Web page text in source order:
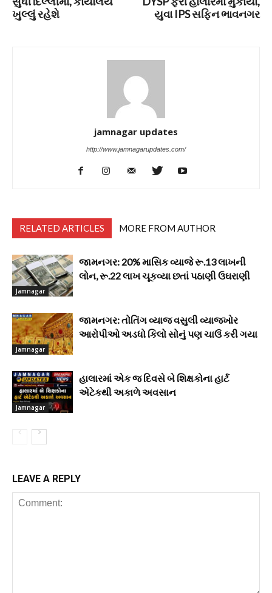
ખુલ્લું રહેશે
યુવા IPS સફિન ભાવનગર
jamnagar updates
http://www.jamnagarupdates.com/
RELATED ARTICLES MORE FROM AUTHOR
Jamnagar
જામનગર: 20% માસિક વ્યાજે રૂ.13 લાખની
લોન, રૂ.22 લાખ ચૂકવ્યા છતાં પઠાણી ઉઘરાણી
Jamnagar
જામનગર: તોતિંગ વ્યાજ વસુલી વ્યાજખોર
આરોપીઓ અડધો કિલો સોનું પણ ચાઉં કરી ગયા
Jamnagar
હાલારમાં એક જ દિવસે બે શિક્ષકોના હાર્ટ
એટેકથી અકાળે અવસાન
LEAVE A REPLY